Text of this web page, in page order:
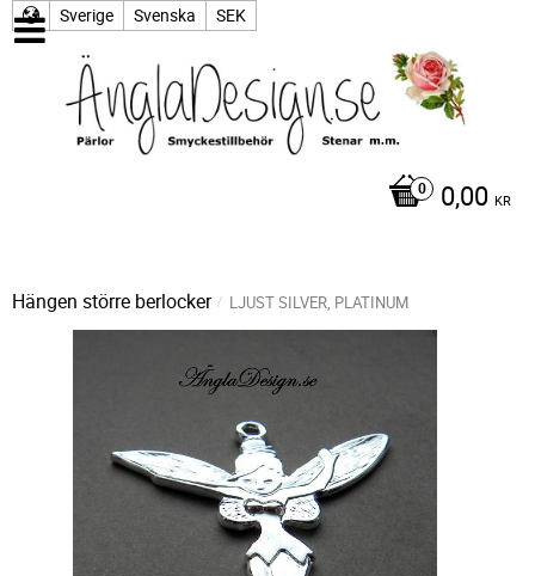
Sverige Svenska SEK
0,00 KR
Hängen större berlocker LJUST SILVER, PLATINUM